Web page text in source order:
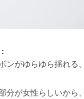
ンがゆらゆら揺れる
分が女性らしいから